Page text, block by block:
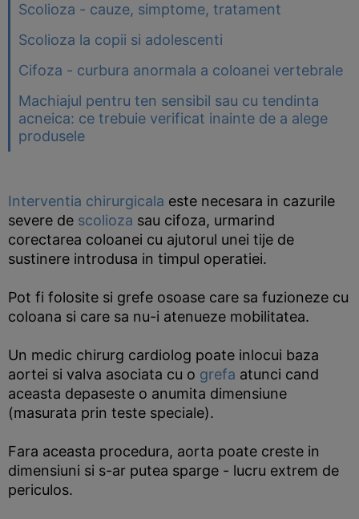
Scolioza - cauze, simptome, tratament
Scolioza la copii si adolescenti
Cifoza - curbura anormala a coloanei vertebrale
Machiajul pentru ten sensibil sau cu tendinta
acneica: ce trebuie verificat inainte de a alege
produsele
Interventia chirurgicala este necesara in cazurile
severe de scolioza sau cifoza, urmarind
corectarea coloanei cu ajutorul unei tije de
sustinere introdusa in timpul operatiei.
Pot fi folosite si grefe osoase care sa fuzioneze cu
coloana si care sa nu-i atenueze mobilitatea.
Un medic chirurg cardiolog poate inlocui baza
aortei si valva asociata cu o grefa atunci cand
aceasta depaseste o anumita dimensiune
(masurata prin teste speciale).
Fara aceasta procedura, aorta poate creste in
dimensiuni si s-ar putea sparge - lucru extrem de
periculos.